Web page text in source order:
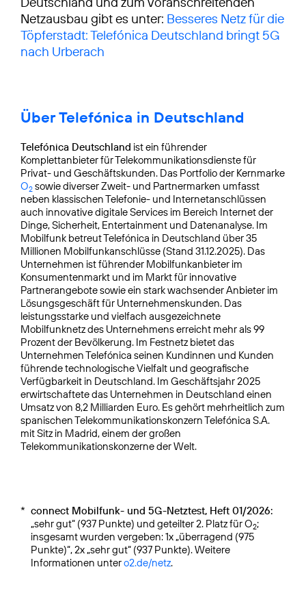
Netzausbau gibt es unter: Besseres Netz für die
Töpferstadt: Telefónica Deutschland bringt 5G
nach Urberach
Über Telefónica in Deutschland
Telefónica Deutschland ist ein führender
Komplettanbieter für Telekommunikationsdienste für
Privat- und Geschäftskunden. Das Portfolio der Kernmarke
O2 sowie diverser Zweit- und Partnermarken umfasst
neben klassischen Telefonie- und Internetanschlüssen
auch innovative digitale Services im Bereich Internet der
Dinge, Sicherheit, Entertainment und Datenanalyse. Im
Mobilfunk betreut Telefónica in Deutschland über 35
Millionen Mobilfunkanschlüsse (Stand 31.12.2025). Das
Unternehmen ist führender Mobilfunkanbieter im
Konsumentenmarkt und im Markt für innovative
Partnerangebote sowie ein stark wachsender Anbieter im
Lösungsgeschäft für Unternehmenskunden. Das
leistungsstarke und vielfach ausgezeichnete
Mobilfunknetz des Unternehmens erreicht mehr als 99
Prozent der Bevölkerung. Im Festnetz bietet das
Unternehmen Telefónica seinen Kundinnen und Kunden
führende technologische Vielfalt und geografische
Verfügbarkeit in Deutschland. Im Geschäftsjahr 2025
erwirtschaftete das Unternehmen in Deutschland einen
Umsatz von 8,2 Milliarden Euro. Es gehört mehrheitlich zum
spanischen Telekommunikationskonzern Telefónica S.A.
mit Sitz in Madrid, einem der großen
Telekommunikationskonzerne der Welt.
* connect Mobilfunk- und 5G-Netztest, Heft 01/2026:
„sehr gut“ (937 Punkte) und geteilter 2. Platz für O2;
insgesamt wurden vergeben: 1x „überragend (975
Punkte)“, 2x „sehr gut“ (937 Punkte). Weitere
Informationen untero2.de/netz.